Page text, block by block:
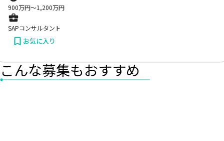
900万円〜1,200万円
SAPコンサルタント
お気に入り
こんな募集もおすすめ